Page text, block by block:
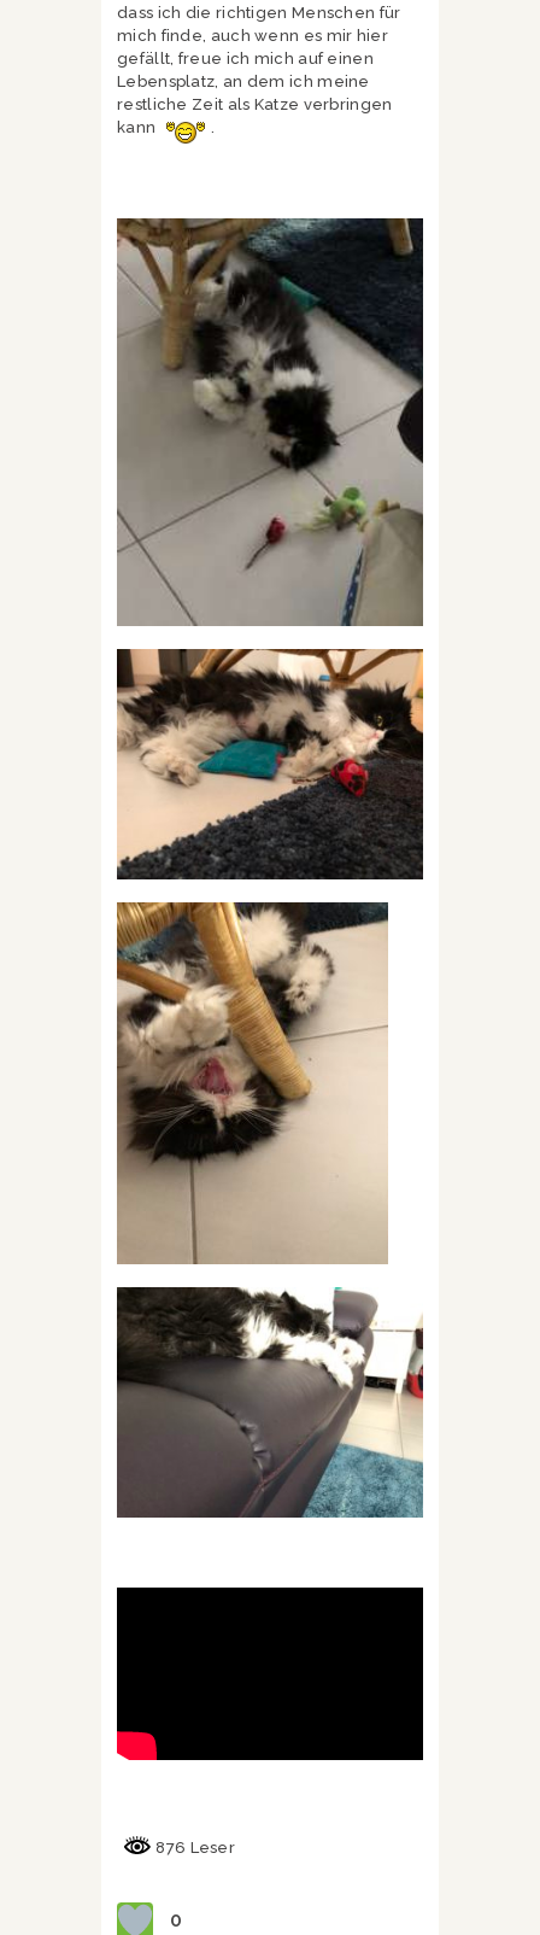
dass ich die richtigen Menschen für
mich finde, auch wenn es mir hier
gefällt, freue ich mich auf einen
Lebensplatz, an dem ich meine
restliche Zeit als Katze verbringen
kann
876 Leser
0